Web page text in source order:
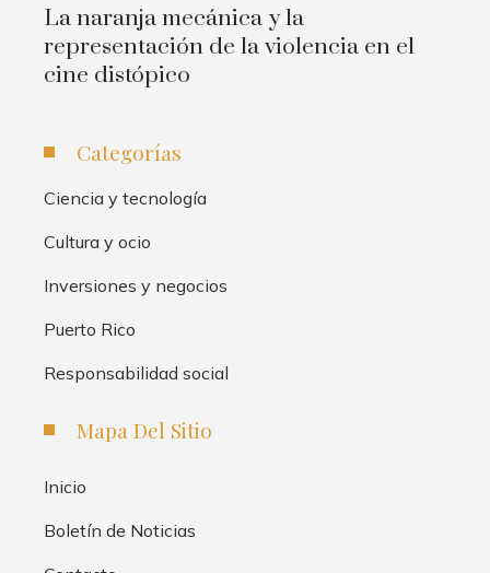
La naranja mecánica y la
representación de la violencia en el
cine distópico
Categorías
Ciencia y tecnología
Cultura y ocio
Inversiones y negocios
Puerto Rico
Responsabilidad social
Mapa Del Sitio
Inicio
Boletín de Noticias